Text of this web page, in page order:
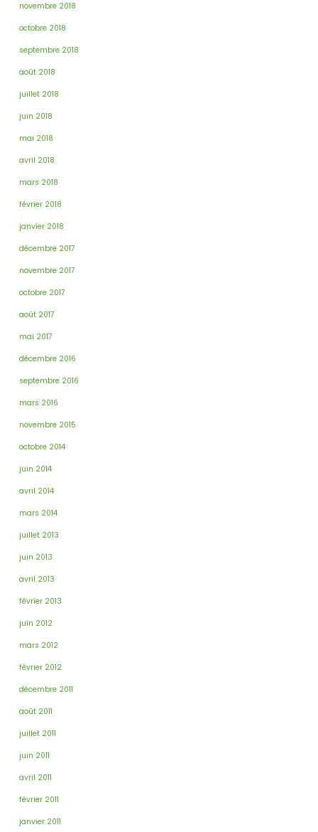
novembre 2018
octobre 2018
septembre 2018
août 2018
juillet 2018
juin 2018
mai 2018
avril 2018
mars 2018
février 2018
janvier 2018
décembre 2017
novembre 2017
octobre 2017
août 2017
mai 2017
décembre 2016
septembre 2016
mars 2016
novembre 2015
octobre 2014
juin 2014
avril 2014
mars 2014
juillet 2013
juin 2013
avril 2013
février 2013
juin 2012
mars 2012
février 2012
décembre 2011
août 2011
juillet 2011
juin 2011
avril 2011
février 2011
janvier 2011